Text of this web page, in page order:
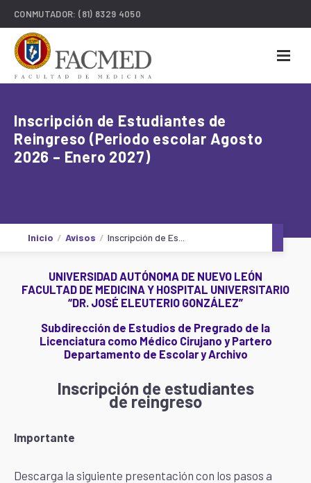
CONMUTADOR:(81) 8329 4050
Inscripción de Estudiantes de
Reingreso (Periodo escolar Agosto
2026 – Enero 2027)
Inicio Avisos Inscripción de Es...
UNIVERSIDAD AUTÓNOMA DE NUEVO LEÓN
FACULTAD DE MEDICINA Y HOSPITAL UNIVERSITARIO
“DR. JOSÉ ELEUTERIO GONZÁLEZ”
Subdirección de Estudios de Pregrado de la
Licenciatura como Médico Cirujano y Partero
Departamento de Escolar y Archivo
Inscripción de estudiantes
de reingreso
Importante
Descarga la siguiente presentación con los pasos a